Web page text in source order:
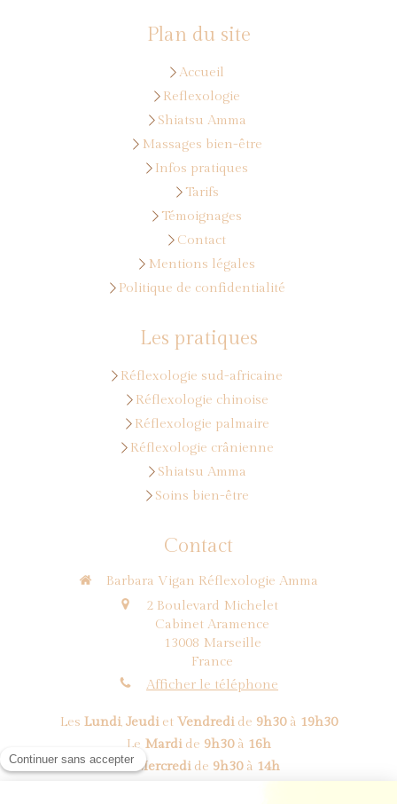
Plan du site
Accueil
Reflexologie
Shiatsu Amma
Massages bien-être
Infos pratiques
Tarifs
Témoignages
Contact
Mentions légales
Politique de confidentialité
Les pratiques
Réflexologie sud-africaine
Réflexologie chinoise
Réflexologie palmaire
Réflexologie crânienne
Shiatsu Amma
Soins bien-être
Contact
Barbara Vigan Réflexologie Amma
2 Boulevard Michelet
Cabinet Aramence
13008 Marseille
France
Afficher le téléphone
Les Lundi, Jeudiet Vendredide 9h30à 19h30
Le Mardide 9h30à 16h
Le Mercredide 9h30à 14h